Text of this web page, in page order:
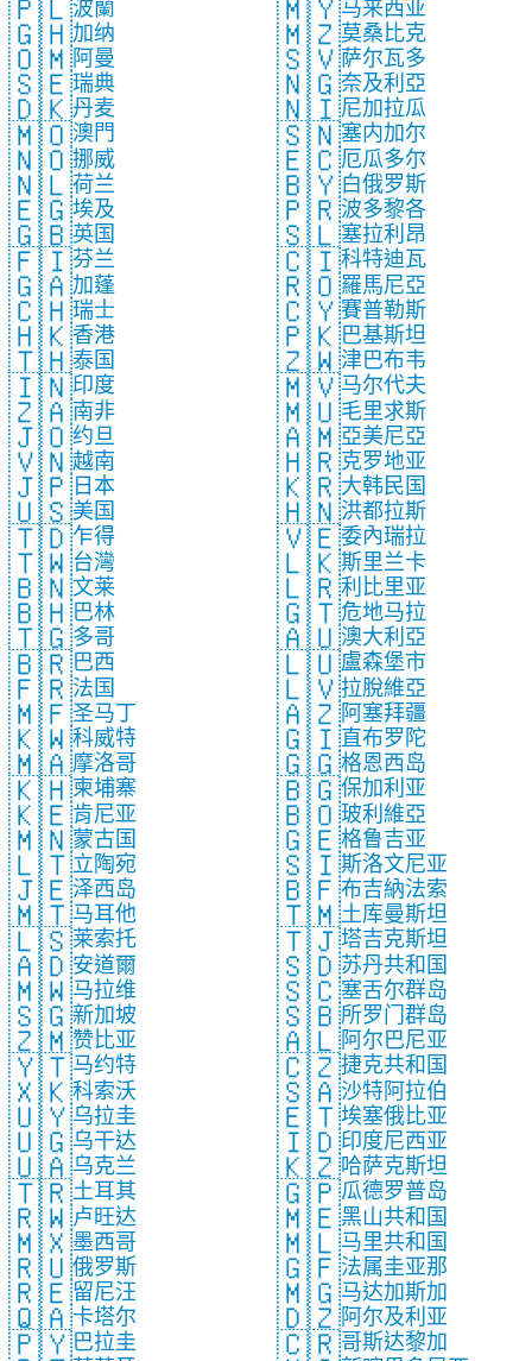
波蘭
🇬🇭加纳
🇴🇲阿曼
🇸🇪瑞典
🇩🇰丹麦
🇲🇴澳門
🇳🇴挪威
🇳🇱荷兰
🇪🇬埃及
🇬🇧英国
🇫🇮芬兰
🇬🇦加蓬
🇨🇭瑞士
🇭🇰香港
🇹🇭泰国
🇮🇳印度
🇿🇦南非
🇯🇴约旦
🇻🇳越南
🇯🇵日本
🇺🇸美国
🇹🇩乍得
🇹🇼台灣
🇧🇳文莱
🇧🇭巴林
🇹🇬多哥
🇧🇷巴西
🇫🇷法国
🇲🇫圣马丁
🇰🇼科威特
🇲🇦摩洛哥
🇰🇭柬埔寨
🇰🇪肯尼亚
🇲🇳蒙古国
🇱🇹立陶宛
🇯🇪泽西岛
🇲🇹马耳他
🇱🇸莱索托
🇦🇩安道爾
🇲🇼马拉维
🇸🇬新加坡
🇿🇲赞比亚
🇾🇹马约特
🇽🇰科索沃
🇺🇾乌拉圭
🇺🇬乌干达
🇺🇦乌克兰
🇹🇷土耳其
🇷🇼卢旺达
🇲🇽墨西哥
🇷🇺俄罗斯
🇷🇪留尼汪
🇶🇦卡塔尔
🇵🇾巴拉圭
马来西亚
🇲🇿莫桑比克
🇸🇻萨尔瓦多
🇳🇬奈及利亞
🇳🇮尼加拉瓜
🇸🇳塞内加尔
🇪🇨厄瓜多尔
🇧🇾白俄罗斯
🇵🇷波多黎各
🇸🇱塞拉利昂
🇨🇮科特迪瓦
🇷🇴羅馬尼亞
🇨🇾賽普勒斯
🇵🇰巴基斯坦
🇿🇼津巴布韦
🇲🇻马尔代夫
🇲🇺毛里求斯
🇦🇲亞美尼亞
🇭🇷克罗地亚
🇰🇷大韩民国
🇭🇳洪都拉斯
🇻🇪委內瑞拉
🇱🇰斯里兰卡
🇱🇷利比里亚
🇬🇹危地马拉
🇦🇺澳大利亞
🇱🇺盧森堡市
🇱🇻拉脫維亞
🇦🇿阿塞拜疆
🇬🇮直布罗陀
🇬🇬格恩西岛
🇧🇬保加利亚
🇧🇴玻利維亞
🇬🇪格鲁吉亚
🇸🇮斯洛文尼亚
🇧🇫布吉納法索
🇹🇲土库曼斯坦
🇹🇯塔吉克斯坦
🇸🇩苏丹共和国
🇸🇨塞舌尔群岛
🇸🇧所罗门群岛
🇦🇱阿尔巴尼亚
🇨🇿捷克共和国
🇸🇦沙特阿拉伯
🇪🇹埃塞俄比亚
🇮🇩印度尼西亚
🇰🇿哈萨克斯坦
🇬🇵瓜德罗普岛
🇲🇪黑山共和国
🇲🇱马里共和国
🇬🇫法属圭亚那
🇲🇬马达加斯加
🇩🇿阿尔及利亚
🇨🇷哥斯达黎加